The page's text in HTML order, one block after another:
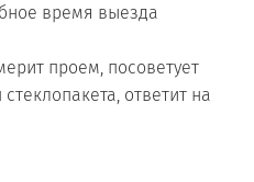
время выезда
проем, посоветует
ответит на